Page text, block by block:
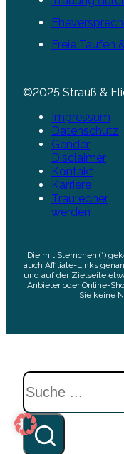
Freie Taufen
©2025 Strauß &
Impressum
Datenschutz
Gender
Disclaimer
Kontakt
Karriere
Trauredner
werden
Die mit Sternchen (*)
auch Affiliate-Links
und auf der Zielseite
Anbieter oder Online-
Sie keine
Suchen